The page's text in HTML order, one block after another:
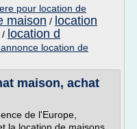
pour location de
maison / location
/ location d
location de
maison, achat
de l'Europe,